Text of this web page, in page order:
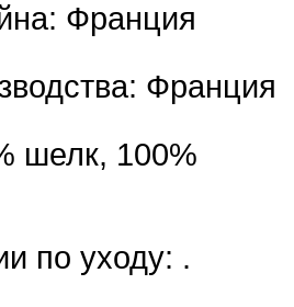
Франция
Франция
шелк, 100%
по уходу: .